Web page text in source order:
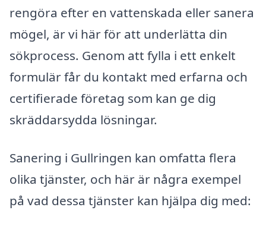
rengöra efter en vattenskada eller sanera
mögel, är vi här för att underlätta din
sökprocess. Genom att fylla i ett enkelt
formulär får du kontakt med erfarna och
certifierade företag som kan ge dig
skräddarsydda lösningar.
Sanering i Gullringen kan omfatta flera
olika tjänster, och här är några exempel
på vad dessa tjänster kan hjälpa dig med: